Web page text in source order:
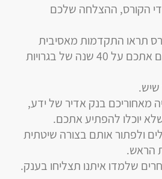
הקורס, ההצלחה שלכם
תראו התקדמות מאסיבית
הרי בכל נושא אנו מכסים אתכם על 40 שנה של בגרויות
שיש.
מאחוריכם בנק אדיר של ידע,
שלא יוכלו להפתיע אתכם.
ולפתור אותם בצורה שיטתית
הראש.
שלמדו איתנו תצליחו בענק.